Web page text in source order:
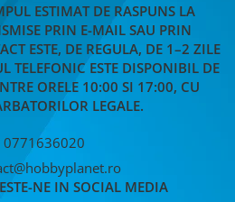
ESTIMAT DE RASPUNS LA
PRIN E-MAIL SAU PRIN
ESTE, DE REGULA, DE 1–2 ZILE
TELEFONIC ESTE DISPONIBIL DE
ORELE 10:00 SI 17:00, CU
LEGALE.
0771636020
NE IN SOCIAL MEDIA